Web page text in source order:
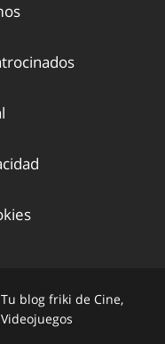
blog friki de Cine,